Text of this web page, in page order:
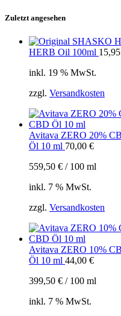
Zuletzt angesehen
HERB Oil 100ml 15,95
inkl. 19 % MwSt.
zzgl. Versandkosten
Avitava ZERO 20%
Öl 10 ml 70,00 €
559,50 € / 100 ml
inkl. 7 % MwSt.
zzgl. Versandkosten
Avitava ZERO 10%
Öl 10 ml 44,00 €
399,50 € / 100 ml
inkl. 7 % MwSt.